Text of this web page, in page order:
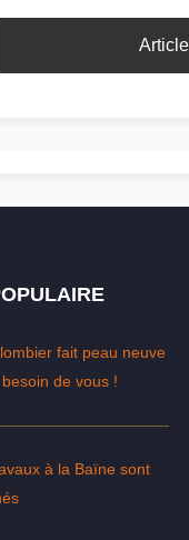
fait peau neuve
de vous !
à la Baïne sont